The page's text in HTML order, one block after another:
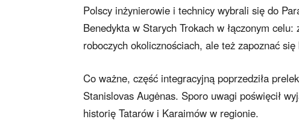
Polscy inżynierowie i technicy wybrali się do
Benedykta w Starych Trokach w łączonym
roboczych okolicznościach, ale też zapoznać
Co ważne, część integracyjną poprzedziła
Stanislovas Augėnas. Sporo uwagi poświęcił
historię Tatarów i Karaimów w regionie.